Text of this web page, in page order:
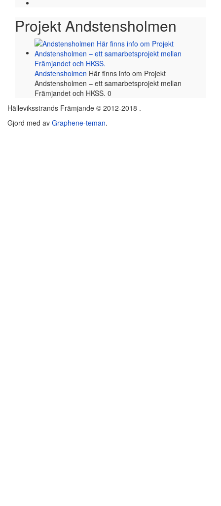
Projekt Andstensholmen
Andstensholmen Här finns info om Projekt
Andstensholmen – ett samarbetsprojekt mellan
Främjandet och HKSS. 0
Hälleviksstrands Främjande © 2012-2018 .
Gjord med av Graphene-teman.